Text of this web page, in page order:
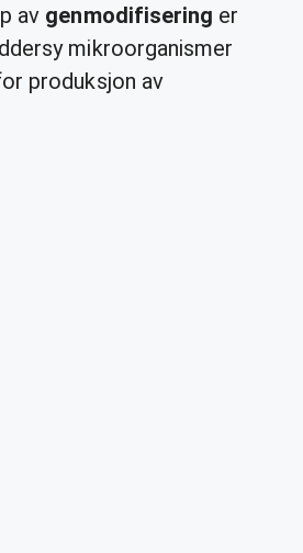
av genmodifisering er
mikroorganismer
produksjon av